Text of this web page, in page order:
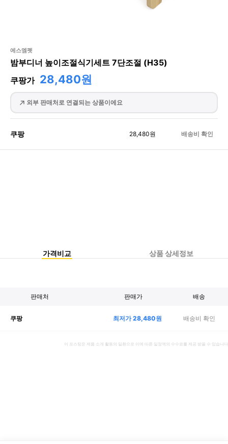
에스엠펫
밤부디너 높이조절식기세트 7단조절 (H35)
쿠팡가 28,480원
외부 판매처로 연결되는 상품이에요
쿠팡 28,480원 배송비 확인
가격비교 상품 상세정보
판매처 판매가 배송
쿠팡 최저가28,480원 배송비 확인
이 포스팅은 제품 소개 활동의 일환으로 이에 따른 일정액의 수수료를 제공 받을 수 있습니다